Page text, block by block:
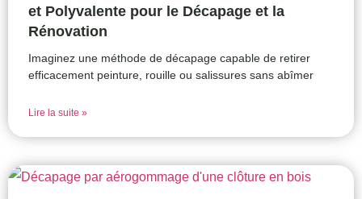
et Polyvalente pour le Décapage et la
Rénovation
Imaginez une méthode de décapage capable de retirer
efficacement peinture, rouille ou salissures sans abîmer
Lire la suite »